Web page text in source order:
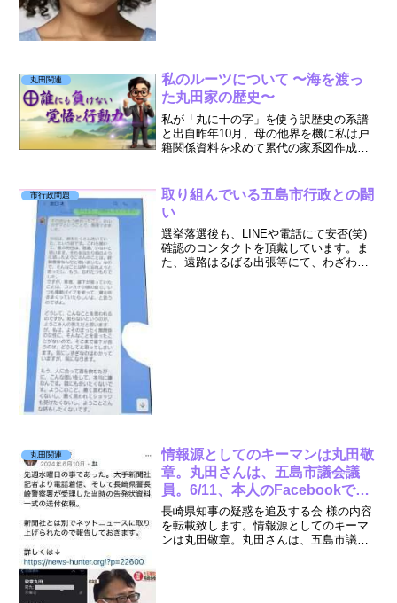
丸田関連
私のルーツについて 〜海を渡っ
た丸田家の歴史〜
私が「丸に十の字」を使う訳歴史の系譜
と出自昨年10月、母の他界を機に私は戸
籍関係資料を求めて累代の家系図作成に
含み、長崎の五島列島と結ぶ歴史です。
出自と戸籍の一部情報私...
市行政問題
取り組んでいる五島市行政との闘
い
選挙落選後も、LINEや電話にて安否(笑)
確認のコンタクトを頂戴しています。ま
た、遠路はるばる出張等にて、わざわざ
丸田関連
情報源としてのキーマンは丸田敬
章。丸田さんは、五島市議会議
員。6/11、本人のFacebookで
「大手新聞社から接触があった」
と公開
長崎県知事の疑惑を追及する会 様の内容
を転載致します。情報源としてのキーマ
ンは丸田敬章。丸田さんは、五島市議会